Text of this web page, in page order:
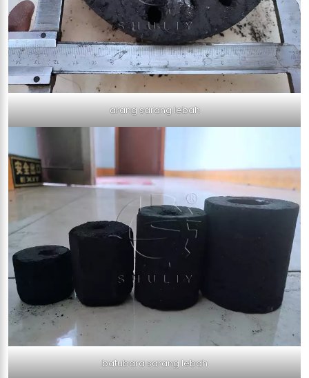
arang sarang lebah
batubara sarang lebah